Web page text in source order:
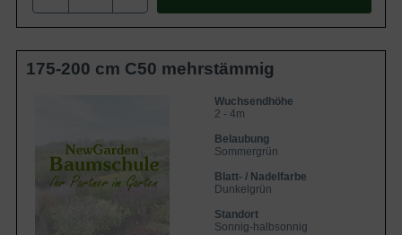
175-200 cm C50 mehrstämmig
Wuchsendhöhe
2 - 4m
Belaubung
Sommergrün
Blatt- / Nadelfarbe
Dunkelgrün
Standort
Sonnig-halbsonnig